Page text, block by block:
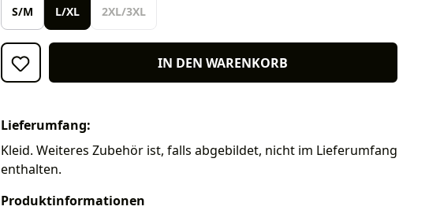
S/M L/XL 2XL/3XL
IN DEN WARENKORB
Lieferumfang:
Kleid. Weiteres Zubehör ist, falls abgebildet, nicht im Lieferumfang
enthalten.
Produktinformationen